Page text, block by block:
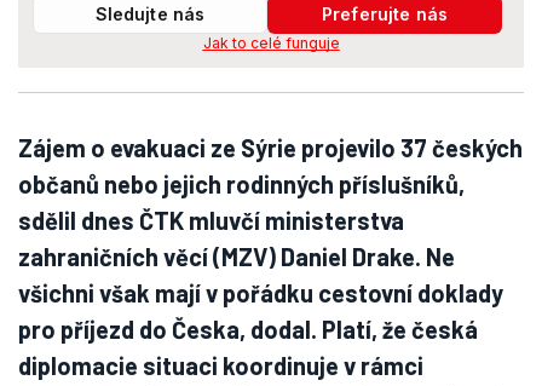
Sledujte nás
Preferujte nás
Jak to celé funguje
Zájem o evakuaci ze Sýrie projevilo 37 českých
občanů nebo jejich rodinných příslušníků,
sdělil dnes ČTK mluvčí ministerstva
zahraničních věcí (MZV) Daniel Drake. Ne
všichni však mají v pořádku cestovní doklady
pro příjezd do Česka, dodal. Platí, že česká
diplomacie situaci koordinuje v rámci